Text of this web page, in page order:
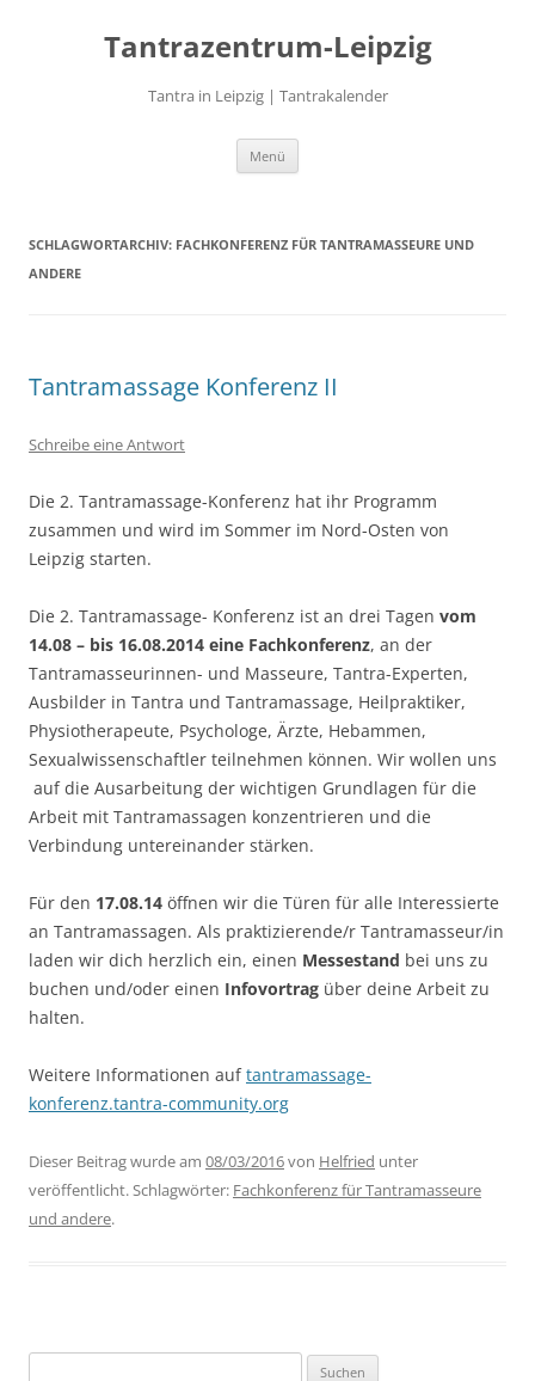
Tantrazentrum-Leipzig
Tantra in Leipzig | Tantrakalender
Menü
SCHLAGWORTARCHIV: FACHKONFERENZ FÜR TANTRAMASSEURE UND
ANDERE
Tantramassage Konferenz II
Schreibe eine Antwort
Die 2. Tantramassage-Konferenz hat ihr Programm
zusammen und wird im Sommer im Nord-Osten von
Leipzig starten.
Die 2. Tantramassage- Konferenz ist an drei Tagen vom
14.08 – bis 16.08.2014 eine Fachkonferenz, an der
Tantramasseurinnen- und Masseure, Tantra-Experten,
Ausbilder in Tantra und Tantramassage, Heilpraktiker,
Physiotherapeute, Psychologe, Ärzte, Hebammen,
Sexualwissenschaftler teilnehmen können. Wir wollen uns
auf die Ausarbeitung der wichtigen Grundlagen für die
Arbeit mit Tantramassagen konzentrieren und die
Verbindung untereinander stärken.
Für den 17.08.14 öffnen wir die Türen für alle Interessierte
an Tantramassagen. Als praktizierende/r Tantramasseur/in
laden wir dich herzlich ein, einen Messestand bei uns zu
buchen und/oder einen Infovortrag über deine Arbeit zu
halten.
Weitere Informationen auftantramassage-
konferenz.tantra-community.org
Dieser Beitrag wurde am 08/03/2016von Helfried unter
veröffentlicht. Schlagwörter: Fachkonferenz für Tantramasseure
und andere.